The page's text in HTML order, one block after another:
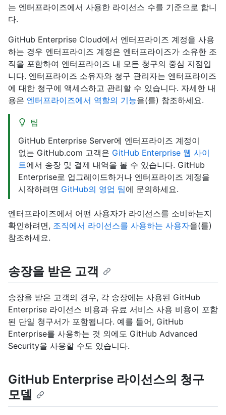
는 엔터프라이즈에서 사용한 라이선스 수를 기준으로 합니
다.
GitHub Enterprise Cloud에서 엔터프라이즈 계정을 사용
하는 경우 엔터프라이즈 계정은 엔터프라이즈가 소유한 조
직을 포함하여 엔터프라이즈 내 모든 청구의 중심 지점입
니다. 엔터프라이즈 소유자와 청구 관리자는 엔터프라이즈
에 대한 청구에 액세스하고 관리할 수 있습니다. 자세한 내
용은 엔터프라이즈에서 역할의 기능을(를) 참조하세요.
팁
GitHub Enterprise Server에 엔터프라이즈 계정이
없는 GitHub.com 고객은 GitHub Enterprise 웹 사이
트에서 송장 및 결제 내역을 볼 수 있습니다. GitHub
Enterprise로 업그레이드하거나 엔터프라이즈 계정을
시작하려면 GitHub의 영업 팀에 문의하세요.
엔터프라이즈에서 어떤 사용자가 라이선스를 소비하는지
확인하려면, 조직에서 라이선스를 사용하는 사용자을(를)
참조하세요.
송장을 받은 고객
송장을 받은 고객의 경우, 각 송장에는 사용된 GitHub
Enterprise 라이선스 비용과 유료 서비스 사용 비용이 포함
된 단일 청구서가 포함됩니다. 예를 들어, GitHub
Enterprise를 사용하는 것 외에도 GitHub Advanced
Security을 사용할 수도 있습니다.
GitHub Enterprise 라이선스의 청구
모델